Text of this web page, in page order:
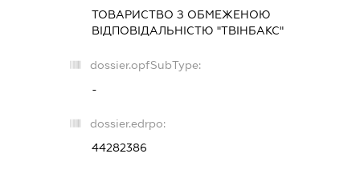
ТОВАРИСТВО З ОБМЕЖЕНОЮ
ВІДПОВІДАЛЬНІСТЮ "ТВІНБАКС"
dossier.opfSubType:
-
dossier.edrpo:
44282386